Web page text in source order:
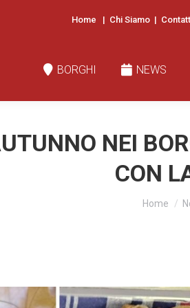
Home | Chi Siamo |
BORGHI NEWS
NEI
CON
You are
Home
NEWS